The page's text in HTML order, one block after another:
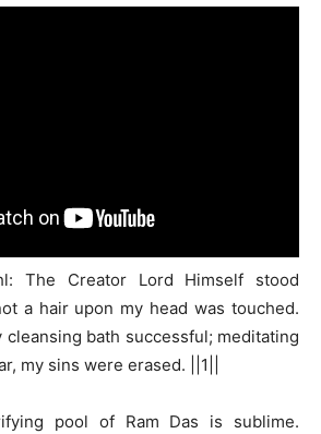
The Creator Lord Himself stood
a hair upon my head was touched.
cleansing bath successful; meditating
my sins were erased. ||1||
pool of Ram Das is sublime.